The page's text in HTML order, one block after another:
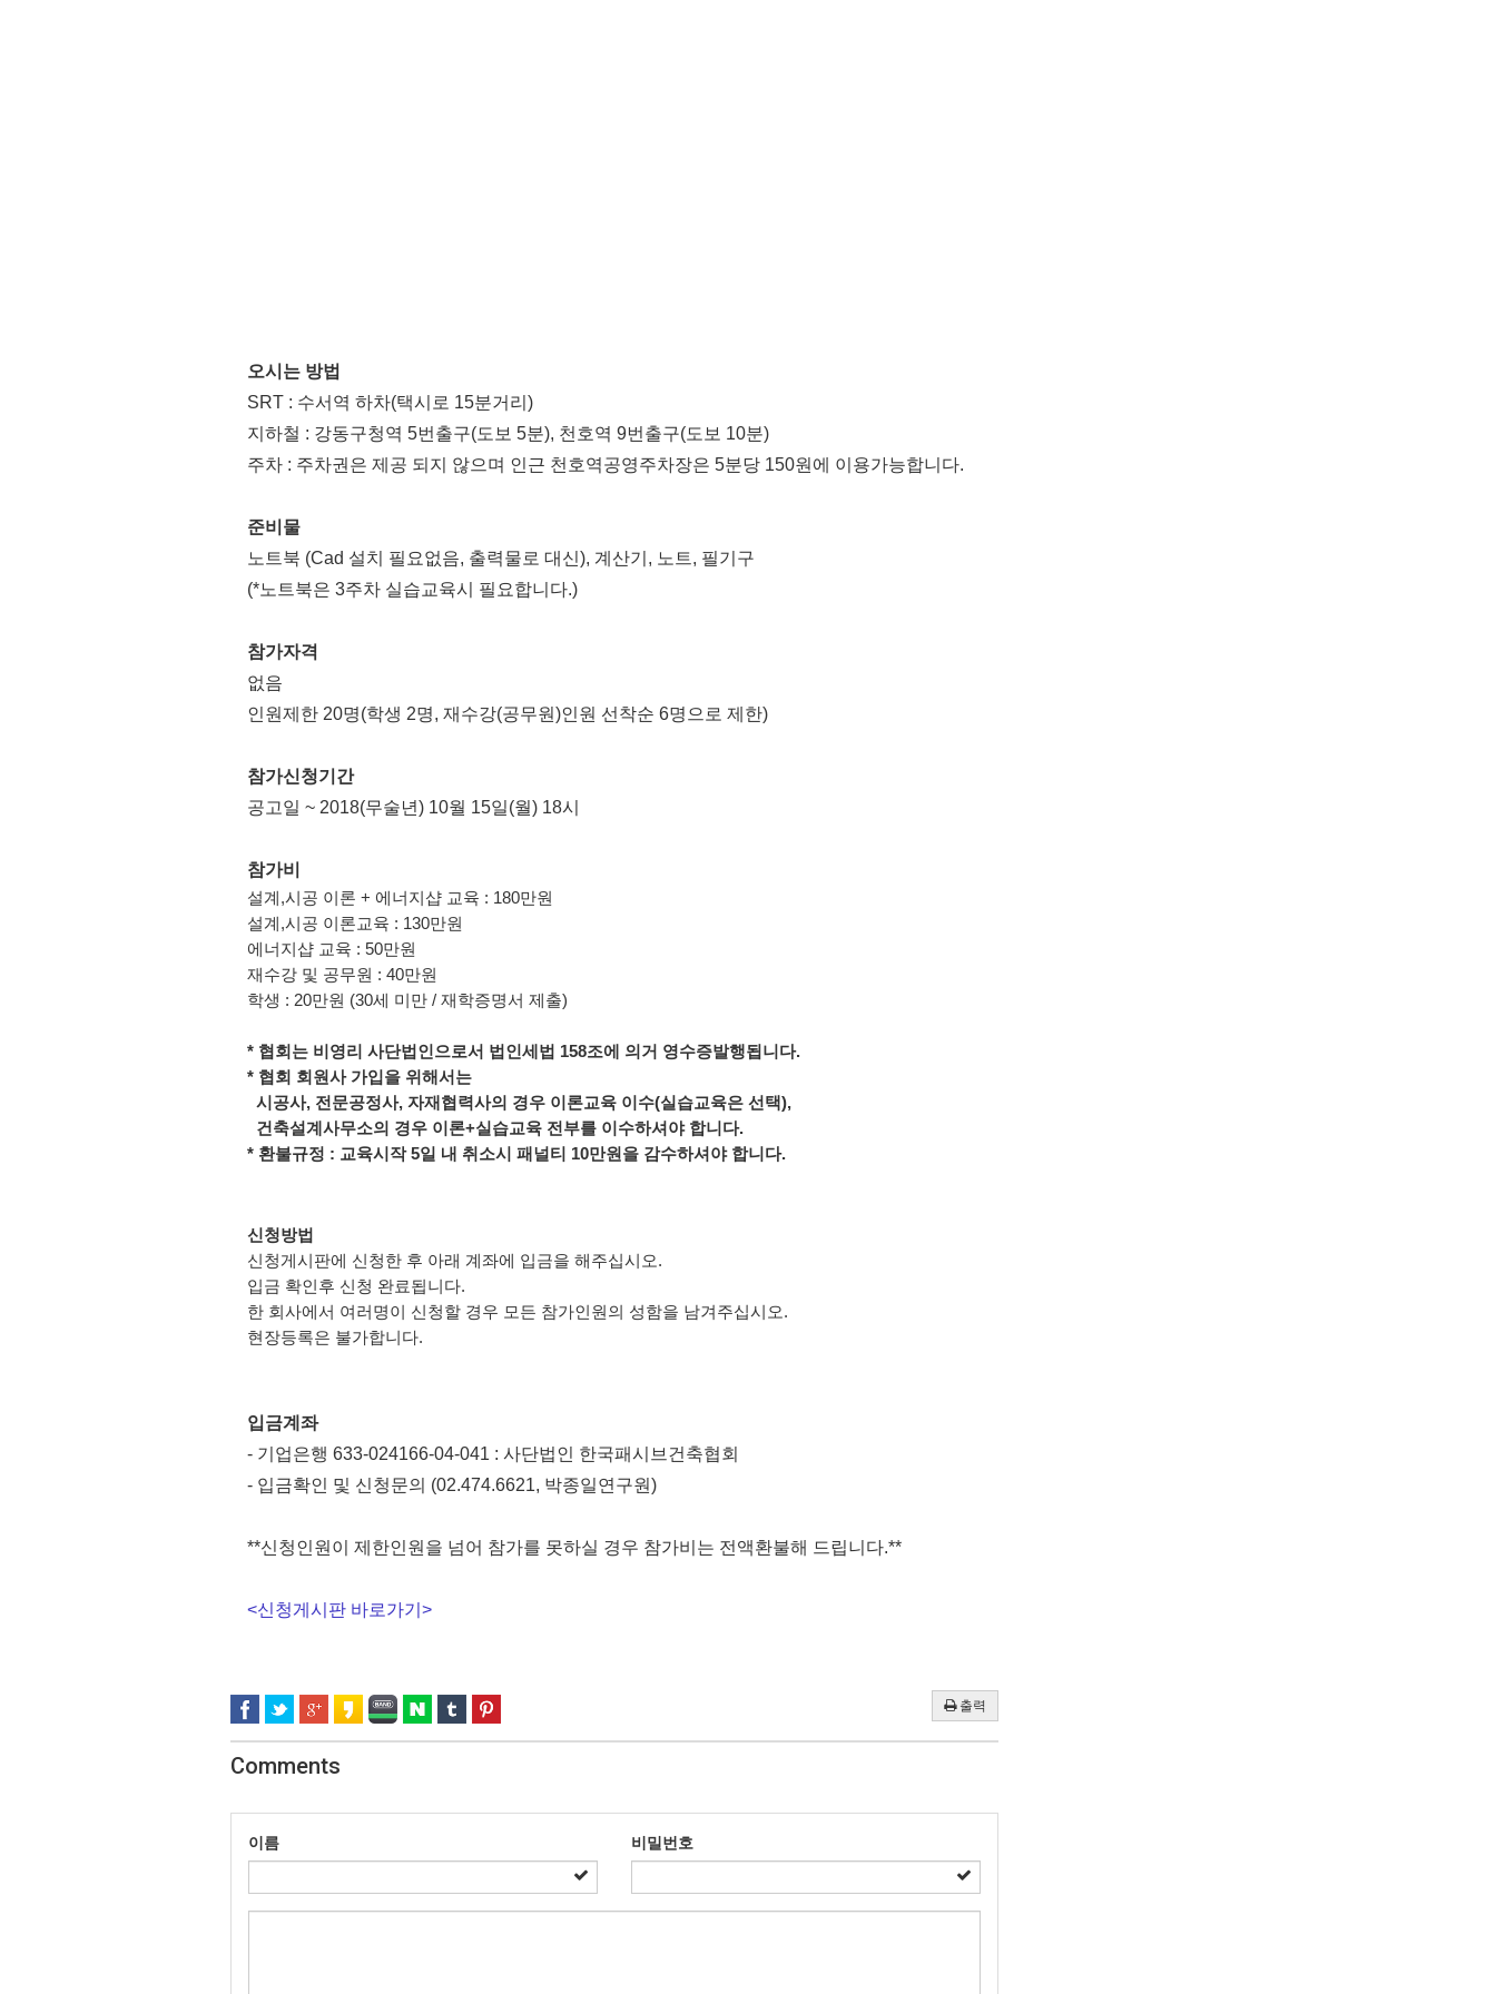
오시는 방법
SRT : 수서역 하차(택시로 15분거리)
지하철 : 강동구청역 5번출구(도보 5분), 천호역 9번출구(도보 10분)
주차 : 주차권은 제공 되지 않으며 인근 천호역공영주차장은 5분당 150원에 이용가능합니다.
준비물
노트북 (Cad 설치 필요없음, 출력물로 대신), 계산기, 노트, 필기구
(*노트북은 3주차 실습교육시 필요합니다.)
참가자격
없음
인원제한 20명(학생 2명, 재수강(공무원)인원 선착순 6명으로 제한)
참가신청기간
공고일 ~ 2018(무술년) 10월 15일(월) 18시
참가비
설계,시공 이론 + 에너지샵 교육 : 180만원
설계,시공 이론교육 : 130만원
에너지샵 교육 : 50만원
재수강 및 공무원 : 40만원
학생 : 20만원 (30세 미만 / 재학증명서 제출)
* 협회는 비영리 사단법인으로서 법인세법 158조에 의거 영수증발행됩니다.
* 협회 회원사 가입을 위해서는
시공사, 전문공정사, 자재협력사의 경우 이론교육 이수(실습교육은 선택),
건축설계사무소의 경우 이론+실습교육 전부를 이수하셔야 합니다.
* 환불규정 : 교육시작 5일 내 취소시 패널티 10만원을 감수하셔야 합니다.
신청방법
신청게시판에 신청한 후 아래 계좌에 입금을 해주십시오.
입금 확인후 신청 완료됩니다.
한 회사에서 여러명이 신청할 경우 모든 참가인원의 성함을 남겨주십시오.
현장등록은 불가합니다.
입금계좌
- 기업은행 633-024166-04-041 : 사단법인 한국패시브건축협회
- 입금확인 및 신청문의 (02.474.6621, 박종일연구원)
**신청인원이 제한인원을 넘어 참가를 못하실 경우 참가비는 전액환불해 드립니다.**
<신청게시판 바로가기 >
출력
Comments
이름 비밀번호